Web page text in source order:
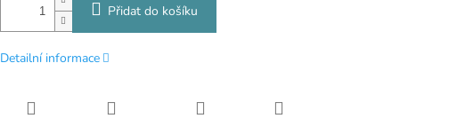
Přidat do košíku
Detailní informace